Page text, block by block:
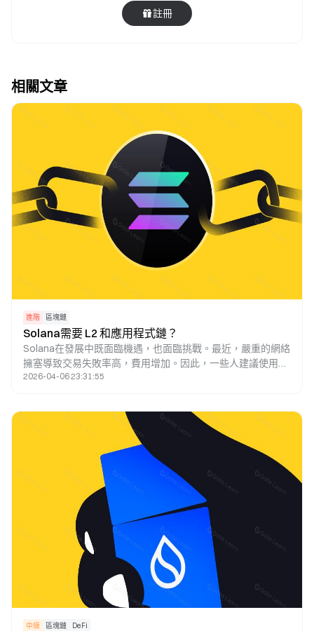
註冊
相關文章
進階 區塊鏈
Solana需要 L2 和應用程式鏈？
Solana在發展中既面臨機遇，也面臨挑戰。最近，嚴重的網絡
擁塞導致交易失敗率高，費用增加。因此，一些人建議使用
Layer 2和應用鏈技術來解決這個問題。本文探討了該策略的可
2026-04-06 23:31:55
中級 區塊鏈 DeFi